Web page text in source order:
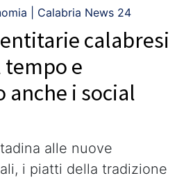
| Calabria News 24
calabresi
e
anche i social
alle nuove
i piatti della tradizione